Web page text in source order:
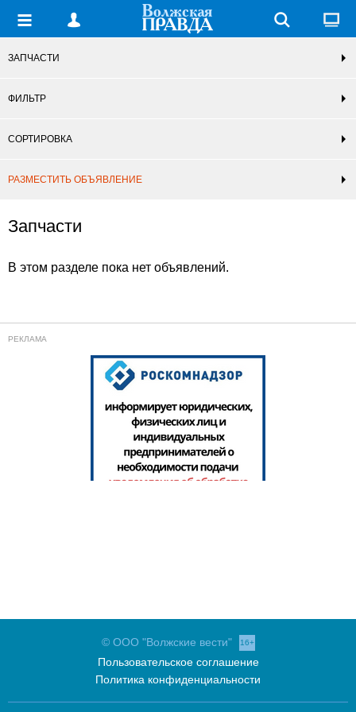
ЗАПЧАСТИ
ФИЛЬТР
СОРТИРОВКА
РАЗМЕСТИТЬ ОБЪЯВЛЕНИЕ
Запчасти
В этом разделе пока нет объявлений.
© ООО "Волжские вести" 16+
Пользовательское соглашение
Политика конфиденциальности